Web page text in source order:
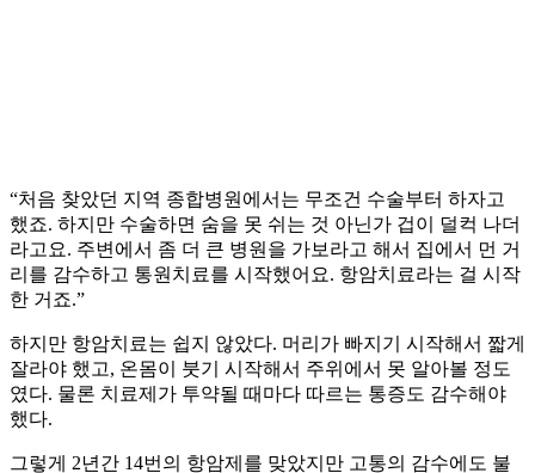
“처음 찾았던 지역 종합병원에서는 무조건 수술부터 하자고
했죠. 하지만 수술하면 숨을 못 쉬는 것 아닌가 겁이 덜컥 나더
라고요. 주변에서 좀 더 큰 병원을 가보라고 해서 집에서 먼 거
리를 감수하고 통원치료를 시작했어요. 항암치료라는 걸 시작
한 거죠.”
하지만 항암치료는 쉽지 않았다. 머리가 빠지기 시작해서 짧게
잘라야 했고, 온몸이 붓기 시작해서 주위에서 못 알아볼 정도
였다. 물론 치료제가 투약될 때마다 따르는 통증도 감수해야
했다.
그렇게 2년간 14번의 항암제를 맞았지만 고통의 감수에도 불